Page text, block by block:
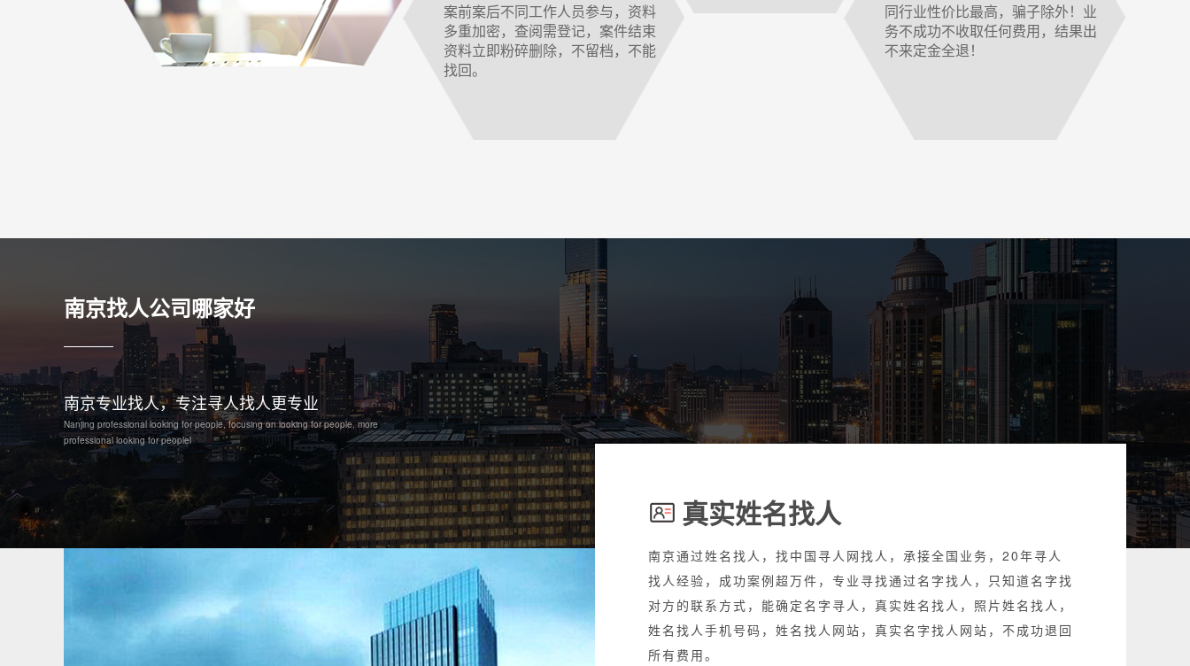
案前案后不同工作人员参与，资料
多重加密，查阅需登记，案件结束
资料立即粉碎删除，不留档，不能
找回。
同行业性价比最高，骗子除外！业
务不成功不收取任何费用，结果出
不来定金全退！
南京找人公司哪家好
南京专业找人，专注寻人找人更专业
Nanjing professional looking for people, focusing on looking for people, more
professional looking for peoplel
车牌号找人
找人经验，成功案例超万件，专业找车平台，知道车牌寻人找车，车
丢了怎么找车最快，通过车找人信息，按揭车丢了怎么查，抵押车找
回，租车行车辆找回，车牌号找人怎么找人，专业找人车服务，找到
了给付费用，不成功不收费。
真实姓名找人
南京通过姓名找人，找中国寻人网找人，承接全国业务，20年寻人
找人经验，成功案例超万件，专业寻找通过名字找人，只知道名字找
对方的联系方式，能确定名字寻人，真实姓名找人，照片姓名找人，
姓名找人手机号码，姓名找人网站，真实名字找人网站，不成功退回
所有费用。